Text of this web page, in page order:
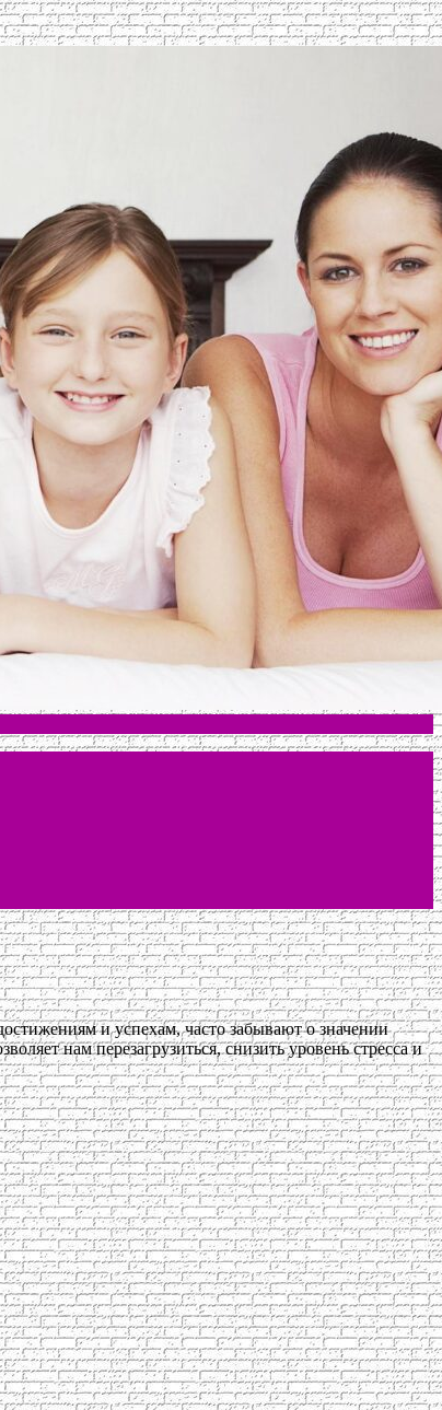
и успехам, часто забывают о значении
нам перезагрузиться, снизить уровень стресса и